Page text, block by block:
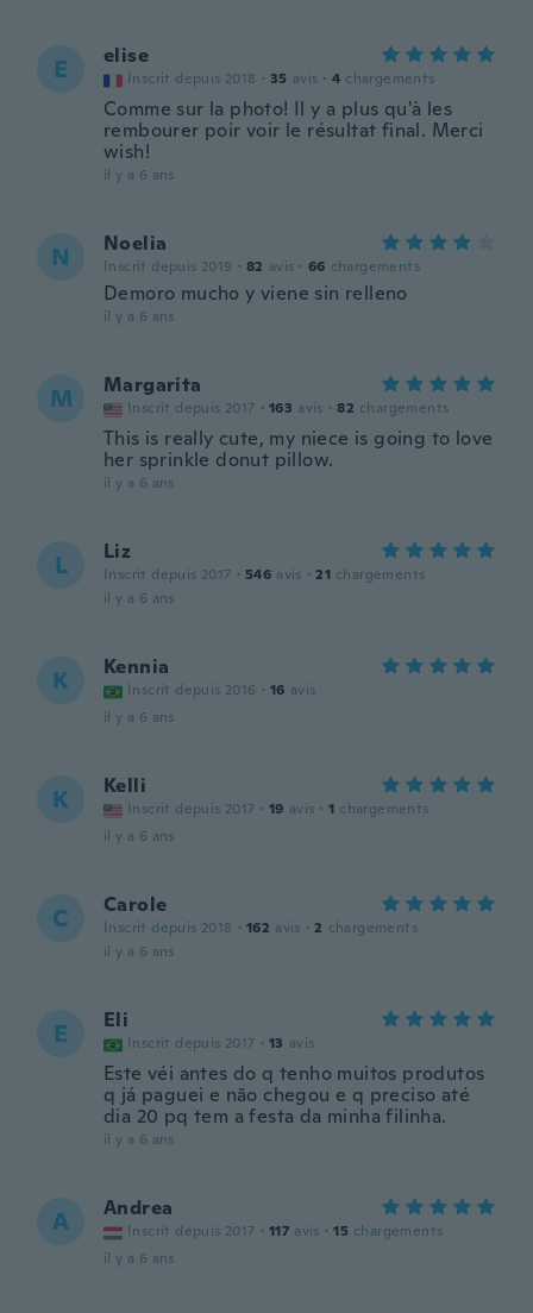
E elise
Inscrit depuis 2018 · 35 avis · 4 chargements
Comme sur la photo! Il y a plus qu'à les
rembourer poir voir le résultat final. Merci
wish!
il y a 6 ans
N Noelia
Inscrit depuis 2019 · 82 avis · 66 chargements
Demoro mucho y viene sin relleno
il y a 6 ans
M Margarita
Inscrit depuis 2017 · 163 avis · 82 chargements
This is really cute, my niece is going to love
her sprinkle donut pillow.
il y a 6 ans
L Liz
Inscrit depuis 2017 · 546 avis · 21 chargements
il y a 6 ans
K Kennia
Inscrit depuis 2016 · 16 avis
il y a 6 ans
K Kelli
Inscrit depuis 2017 · 19 avis · 1 chargements
il y a 6 ans
C Carole
Inscrit depuis 2018 · 162 avis · 2 chargements
il y a 6 ans
E Eli
Inscrit depuis 2017 · 13 avis
Este véi antes do q tenho muitos produtos
q já paguei e não chegou e q preciso até
dia 20 pq tem a festa da minha filinha.
il y a 6 ans
A Andrea
Inscrit depuis 2017 · 117 avis · 15 chargements
il y a 6 ans